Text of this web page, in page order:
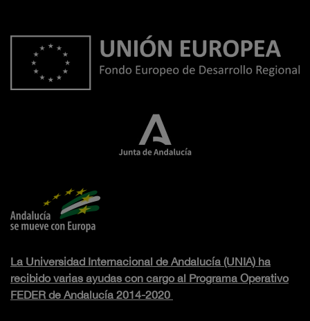
La Universidad Internacional de Andalucía (UNIA) ha
recibido varias ayudas con cargo al Programa Operativo
FEDER de Andalucía 2014-2020